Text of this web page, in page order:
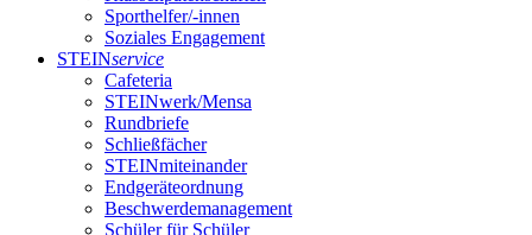
Sporthelfer/-innen
Soziales Engagement
STEINservice
Cafeteria
STEINwerk/Mensa
Rundbriefe
Schließfächer
STEINmiteinander
Endgeräteordnung
Beschwerdemanagement
Schüler für Schüler